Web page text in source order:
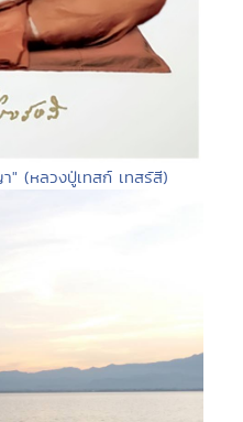
(หลวงปู่เทสก์ เทสรัสี)